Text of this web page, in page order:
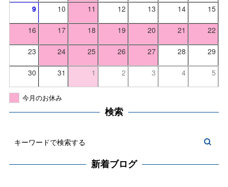
9 10 11 12 13 14 15
16 17 18 19 20 21 22
23 24 25 26 27 28 29
30 31 1 2 3 4 5
今月のお休み
検索
新着ブログ